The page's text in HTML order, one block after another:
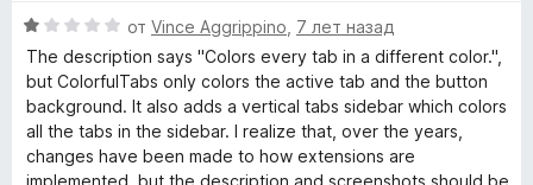
r
f
u
5
н
е
н
о
н
а
5
О
ц
е
н
е
н
о
от Vince Aggrippino 7 лет назад
The description says "Colors every tab in a different color.",
but ColorfulTabs only colors the active tab and the button
background. It also adds a vertical tabs sidebar which colors
all the tabs in the sidebar. I realize that, over the years,
changes have been made to how extensions are
implemented, but the description and screenshots should be